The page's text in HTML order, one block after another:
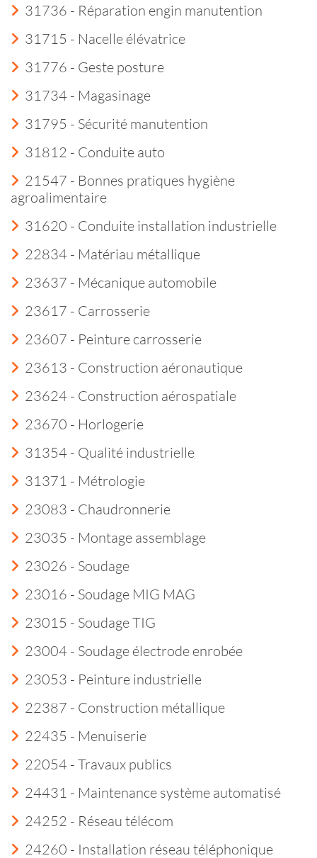
31736 - Réparation engin manutention
31715 - Nacelle élévatrice
31776 - Geste posture
31734 - Magasinage
31795 - Sécurité manutention
31812 - Conduite auto
21547 - Bonnes pratiques hygiène
agroalimentaire
31620 - Conduite installation industrielle
22834 - Matériau métallique
23637 - Mécanique automobile
23617 - Carrosserie
23607 - Peinture carrosserie
23613 - Construction aéronautique
23624 - Construction aérospatiale
23670 - Horlogerie
31354 - Qualité industrielle
31371 - Métrologie
23083 - Chaudronnerie
23035 - Montage assemblage
23026 - Soudage
23016 - Soudage MIG MAG
23015 - Soudage TIG
23004 - Soudage électrode enrobée
23053 - Peinture industrielle
22387 - Construction métallique
22435 - Menuiserie
22054 - Travaux publics
24431 - Maintenance système automatisé
24252 - Réseau télécom
24260 - Installation réseau téléphonique